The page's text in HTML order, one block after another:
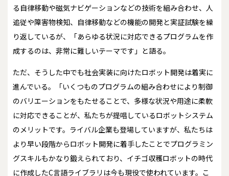
る自律移動や磁気ナビゲーションなどの技術を組み合わせ、人
追従や障害物検知、自律移動などの機能の開発と実証試験を繰
り返しているが、「あらゆる状況に対応できるプログラムを作
成するのは、非常に難しいテーマです」と語る。
ただ、そうした中でも社会実装に向けたロボット開発は着実に
進んでいる。「いくつものプログラムの組み合わせにより制御
のバリエーションをもたせることで、多様な状況や用途に柔軟
に対応できることが、私たちが提唱しているロボットシステム
のメリットです。ライバル企業も登場していますが、私たちは
より早い段階からロボット開発に着手したことでプログラミン
グスキルもかなり鍛えられており、イチゴ収穫ロボットの時代
に作成したC言語ライブラリは今も現役で使われています。こ